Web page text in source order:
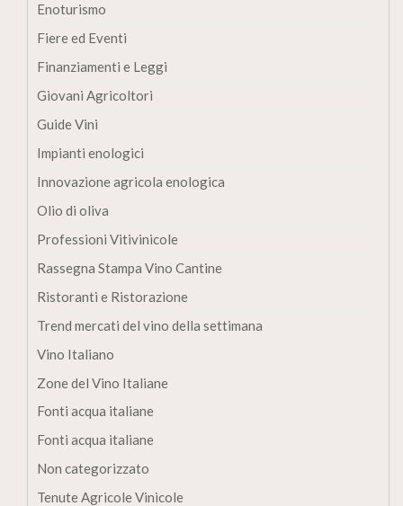
Enoturismo
Fiere ed Eventi
Finanziamenti e Leggi
Giovani Agricoltori
Guide Vini
Impianti enologici
Innovazione agricola enologica
Olio di oliva
Professioni Vitivinicole
Rassegna Stampa Vino Cantine
Ristoranti e Ristorazione
Trend mercati del vino della settimana
Vino Italiano
Zone del Vino Italiane
Fonti acqua italiane
Fonti acqua italiane
Non categorizzato
Tenute Agricole Vinicole